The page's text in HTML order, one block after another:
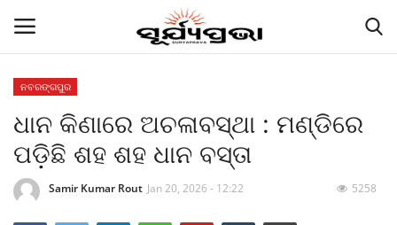
Contact
Gallery
ନବରଙ୍ଗପୁର
ଧାନ କିଣାରେ ଅଚଳାବସ୍ଥା : ମଣ୍ଡିରେ
ପଡ଼ିଛି ଶହ ଶହ ଧାନ ବସ୍ତା
Samir Kumar Rout Jan 20, 2026 - 12:22 5258